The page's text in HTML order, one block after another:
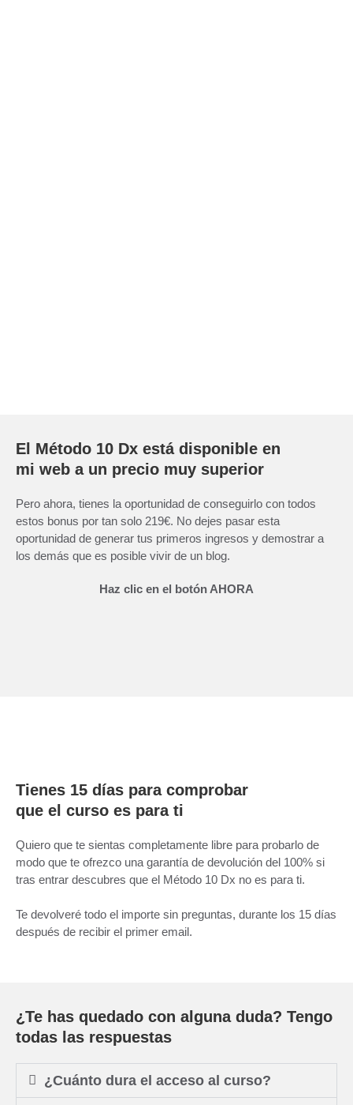
El Método 10 Dx está disponible en
mi web a un precio muy superior
Pero ahora, tienes la oportunidad de conseguirlo con todos
estos bonus por tan solo 219€. No dejes pasar esta
oportunidad de generar tus primeros ingresos y demostrar a
los demás que es posible vivir de un blog.
Haz clic en el botón AHORA
Tienes 15 días para comprobar
que el curso es para ti
Quiero que te sientas completamente libre para probarlo de
modo que te ofrezco una garantía de devolución del 100% si
tras entrar descubres que el Método 10 Dx no es para ti.
Te devolveré todo el importe sin preguntas, durante los 15 días
después de recibir el primer email.
¿Te has quedado con alguna duda? Tengo
todas las respuestas
¿Cuánto dura el acceso al curso?